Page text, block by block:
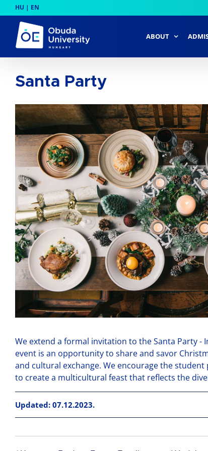
to
content
HU | EN
ABOUT
Santa Party
We extend a formal invitation to the Santa Party -
event is an opportunity to share and savor
and cultural exchange. We encourage the
to create a multicultural feast that reflects the
Updated: 07.12.2023.